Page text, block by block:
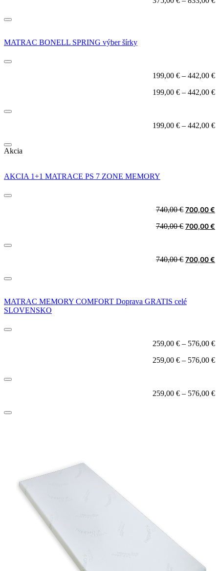
MATRAC BONELL SPRING výber šírky
199,00 € – 442,00 €
199,00 € – 442,00 €
199,00 € – 442,00 €
Akcia
AKCIA 1+1 MATRACE PS 7 ZONE MEMORY
740,00€ Original
was:
700,00€
740,00€ Original
700,00€
740,00€ Original
700,00€
MATRAC MEMORY COMFORT Doprava GRATIS celé
SLOVENSKO
259,00 € – 576,00 €
259,00 € – 576,00 €
259,00 € – 576,00 €